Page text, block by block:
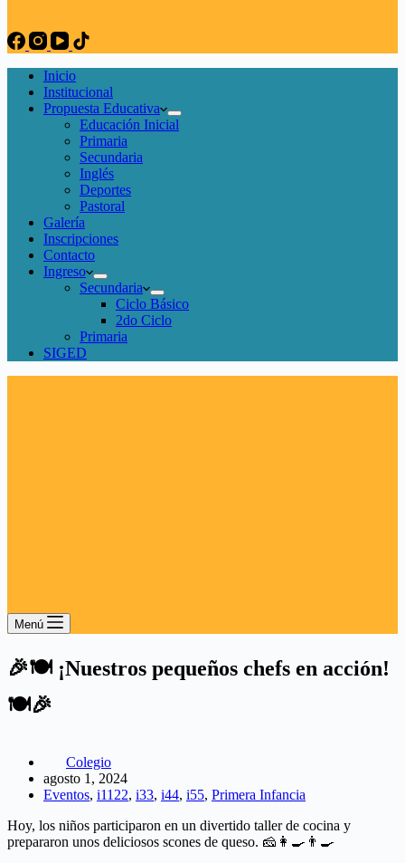
Inicio
Institucional
Propuesta Educativa
Educación Inicial
Primaria
Secundaria
Inglés
Deportes
Pastoral
Galería
Inscripciones
Contacto
Ingreso
Secundaria
Ciclo Básico
2do Ciclo
Primaria
SIGED
Menú
🎉🍽️ ¡Nuestros pequeños chefs en acción!
🍽️🎉
Colegio
agosto 1, 2024
Eventos, i1122, i33, i44, i55, Primera Infancia
Hoy, los niños participaron en un divertido taller de cocina y
prepararon unos deliciosos scones de queso. 🧀👩‍🍳👨‍🍳